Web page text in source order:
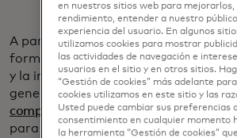
A partir de ahí, Krowd se diferenció
forma en que los restaurantes
y la interacción con el cliente. En
generales, Krowd se asocia con
compañías de telecomunicacionesy
para ofrecer recompensas en
en nuestros sitios web para mejorarlos,
rendimiento, entender a nuestro
experiencia del usuario. En algunos
utilizamos cookies para mostrar
las actividades de navegación e
usuarios en el sitio y en otros sitios.
“Gestión de cookies” más adelante
cookies utilizamos en este sitio y las
Usted puede cambiar sus preferencias
consentimiento en cualquier momento
la herramienta “Gestión de cookies”